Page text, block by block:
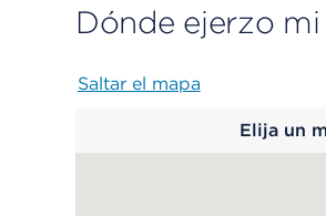
Dónde ejerzo
Saltar el mapa
Elija un